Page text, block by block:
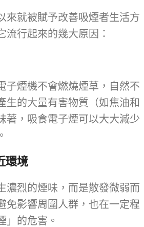
來就被賦予改善吸煙者生活方
流行起來的幾大原因：
子煙機不會燃燒煙草，自然不
生的大量有害物質（如焦油和
著，吸食電子煙可以大大減少
環境
濃烈的煙味，而是散發微弱而
免影響周圍人群，也在一定程
」的危害。